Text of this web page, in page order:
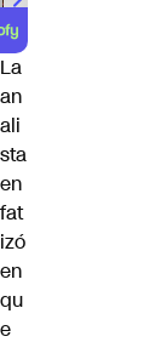
La
an
ali
sta
en
fat
izó
en
qu
e